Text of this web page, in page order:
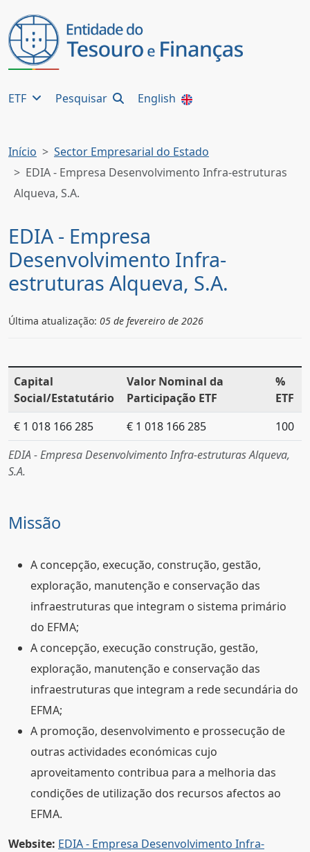
ETF Pesquisar English
Início
Sector Empresarial do Estado
EDIA - Empresa Desenvolvimento Infra-estruturas
Alqueva, S.A.
EDIA - Empresa
Desenvolvimento Infra-
estruturas Alqueva, S.A.
Última atualização: 05 de fevereiro de 2026
EDIA - Empresa Desenvolvimento Infra-estruturas Alqueva,
S.A.
Capital
Social/Estatutário
Valor Nominal da
Participação ETF
%
ETF
€ 1 018 166 285
€ 1 018 166 285 100
Missão
A concepção, execução, construção, gestão,
exploração, manutenção e conservação das
infraestruturas que integram o sistema primário
do EFMA;
A concepção, execução construção, gestão,
exploração, manutenção e conservação das
infraestruturas que integram a rede secundária do
EFMA;
A promoção, desenvolvimento e prossecução de
outras actividades económicas cujo
aproveitamento contribua para a melhoria das
condições de utilização dos recursos afectos ao
EFMA.
Website: EDIA - Empresa Desenvolvimento Infra-